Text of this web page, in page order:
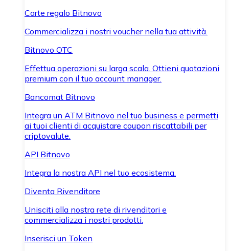
Carte regalo Bitnovo
Commercializza i nostri voucher nella tua attività.
Bitnovo OTC
Effettua operazioni su larga scala. Ottieni quotazioni
premium con il tuo account manager.
Bancomat Bitnovo
Integra un ATM Bitnovo nel tuo business e permetti
ai tuoi clienti di acquistare coupon riscattabili per
criptovalute.
API Bitnovo
Integra la nostra API nel tuo ecosistema.
Diventa Rivenditore
Unisciti alla nostra rete di rivenditori e
commercializza i nostri prodotti.
Inserisci un Token